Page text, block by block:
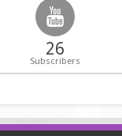
26
Subscribers